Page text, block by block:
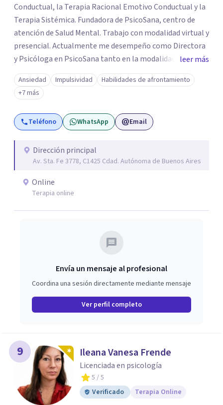
Conductual, la Terapia Racional Emotivo Conductual y la
Terapia Sistémica. Fundadora de PsicoSana, centro de
atención de Salud Mental. Trabajo con modalidad virtual y
presencial. Actualmente me desempeño como Directora
y Psicóloga en PsicoSana tanto en la modalidad
presencial como la modalidad online. Busco poder
acompañarte en tu proyecto de vida, de
autoconocimiento, autoestima, bienestar y amor propio.
Mi objetivo es poder ayudarte a conocer tus emociones
desde una estabilidad emocional para lograr una
Lic. Ricardo L.M. Boucherie, quien posee una orientación
Sistémica, Cognitivo Conductual y Psicoanálisis
leer más
Ansiedad Impulsividad
Habilidades de afrontamiento
+7 más
Teléfono WhatsApp Email
Dirección principal
Av. Sta. Fe 3778, C1425 Cdad. Autónoma de Buenos Aires
Online
Terapia online
Envía un mensaje al profesional
Coordina una sesión directamente mediante mensaje
Ver perfil completo
9 Ileana Vanesa Frende
Licenciada en psicología
5 / 5
Verificado
Terapia Online